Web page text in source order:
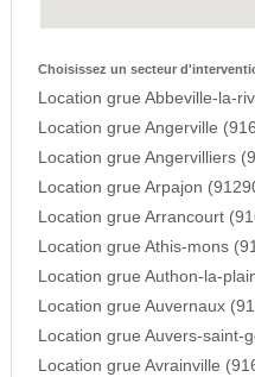
Choisissez un secteur
Location grue Abbeville-la-
Location grue Angerville
Location grue Angervilliers
Location grue Arpajon
Location grue Arrancourt
Location grue Athis-mons
Location grue Authon-la-
Location grue Auvernaux
Location grue Auvers-saint-
Location grue Avrainville